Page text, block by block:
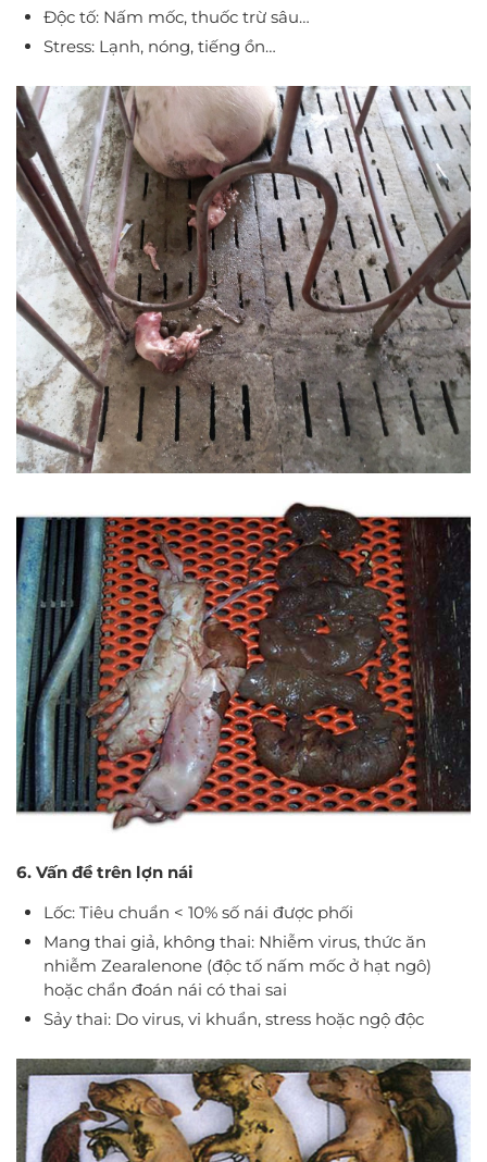
Độc tố: Nấm mốc, thuốc trừ sâu…
Stress: Lạnh, nóng, tiếng ồn…
6. Vấn đề trên lợn nái
Lốc: Tiêu chuẩn < 10% số nái được phối
Mang thai giả, không thai: Nhiễm virus, thức ăn
nhiễm Zearalenone (độc tố nấm mốc ở hạt ngô)
hoặc chẩn đoán nái có thai sai
Sảy thai: Do virus, vi khuẩn, stress hoặc ngộ độc